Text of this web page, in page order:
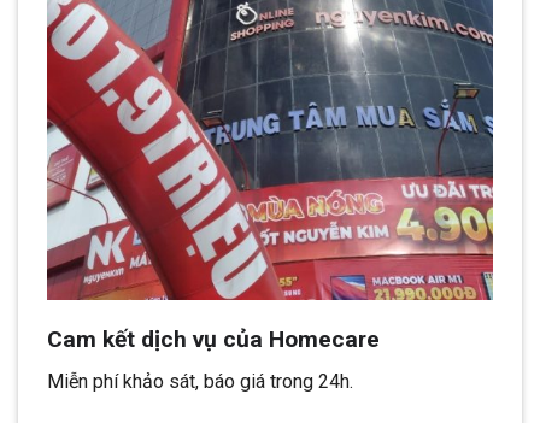
Cam kết dịch vụ của Homecare
Miễn phí khảo sát, báo giá trong 24h.